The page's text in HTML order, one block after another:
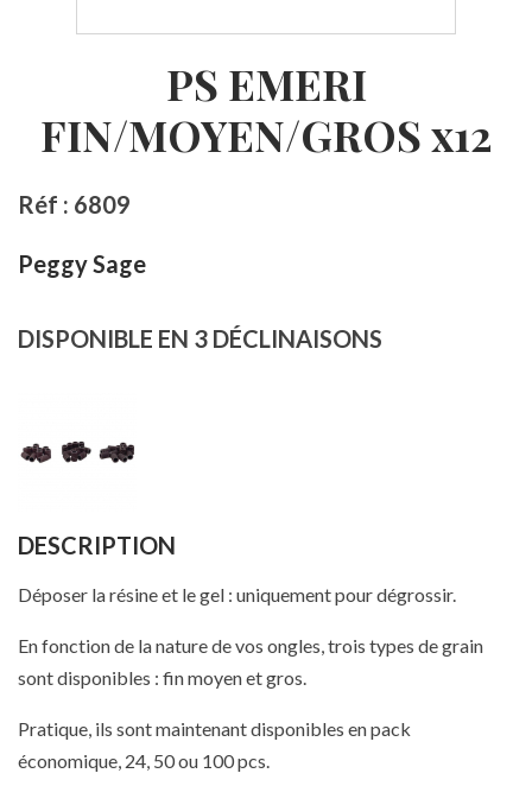
PS EMERI
FIN/MOYEN/GROS x12
Réf : 6809
Peggy Sage
DISPONIBLE EN 3 DÉCLINAISONS
DESCRIPTION
Déposer la résine et le gel : uniquement pour dégrossir.
En fonction de la nature de vos ongles, trois types de grain
sont disponibles : fin moyen et gros.
Pratique, ils sont maintenant disponibles en pack
économique, 24, 50 ou 100 pcs.